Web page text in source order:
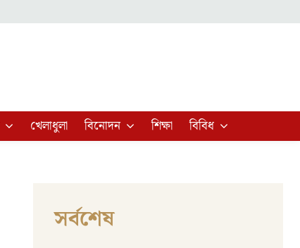
খেলাধুলা বিনোদন শিক্ষা বিবিধ
সর্বশেষ